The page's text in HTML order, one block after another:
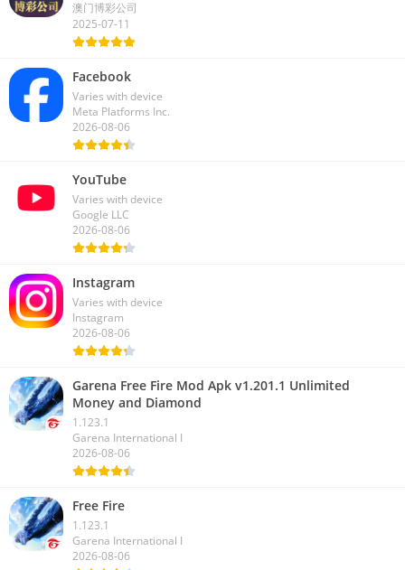
澳门博彩公司
2025-07-11
Facebook
Varies with device
Meta Platforms Inc.
2026-08-06
YouTube
Varies with device
Google LLC
2026-08-06
Instagram
Varies with device
Instagram
2026-08-06
Garena Free Fire Mod Apk v1.201.1 Unlimited
Money and Diamond
1.123.1
Garena International I
2026-08-06
Free Fire
1.123.1
Garena International I
2026-08-06